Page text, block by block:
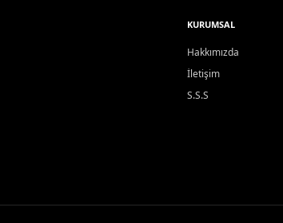
KURUMSAL
Hakkımızda
İletişim
S.S.S